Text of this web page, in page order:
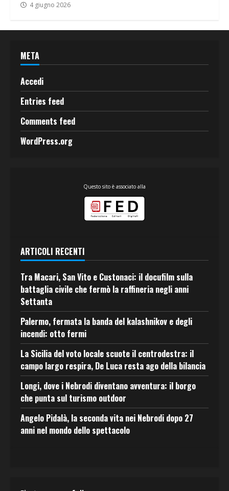
4 giugno 2026
META
Accedi
Entries feed
Comments feed
WordPress.org
Questo sito è associato alla
ARTICOLI RECENTI
Tra Macari, San Vito e Custonaci: il docufilm sulla
battaglia civile che fermò la raffineria negli anni
Settanta
Palermo, fermata la banda del kalashnikov e degli
incendi: otto fermi
La Sicilia del voto locale scuote il centrodestra: il
campo largo respira, De Luca resta ago della bilancia
Longi, dove i Nebrodi diventano avventura: il borgo
che punta sul turismo outdoor
Angelo Pidalà, la seconda vita nei Nebrodi dopo 27
anni nel mondo dello spettacolo